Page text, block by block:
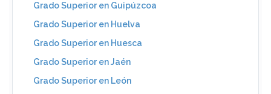
Grado Superior en Guipúzcoa
Grado Superior en Huelva
Grado Superior en Huesca
Grado Superior en Jaén
Grado Superior en León